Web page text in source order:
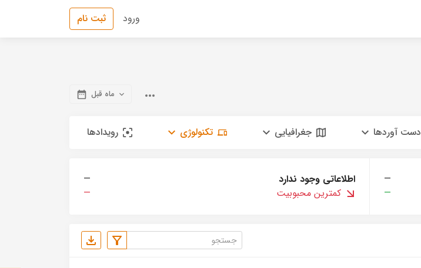
ورود ثبت نام
ماه قبل
دست آوردها جغرافیایی تکنولوژی رویدادها
—
—
اطلاعاتی وجود ندارد
—
کمترین محبوبیت
—